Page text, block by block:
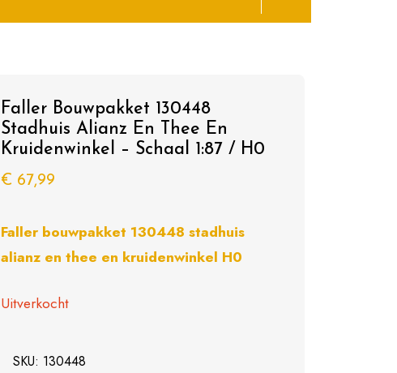
Faller Bouwpakket 130448
Stadhuis Alianz En Thee En
Kruidenwinkel – Schaal 1:87 / H0
€ 67,99
Faller bouwpakket 130448 stadhuis
alianz en thee en kruidenwinkel H0
Uitverkocht
SKU: 130448